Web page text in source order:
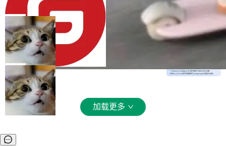
eb 消息列表消息导航支持 修复 soloncode web
文件详情初次显示时语法高亮失效的问题 修复 s
oloncode web 审查详情文件名中文乱码的问题
细节优化 详情查看：https://gitee.com/opensol
on/soloncode/releases/v2026.8.2
80%
OpenAI 宣布 GPT-5.6 Luna 价格下降 80%。输
入从每百万 token 1 美元砍到 0.2 美元，输出从
6 美元砍到 1.2 美元。GPT-5.6 Terra 降 20%。
旗舰 Sol 没降，但加了一个 Fast 模式——2.5
倍速度，2 倍价格，智商不变。 降价的理由不是
市场竞争，不是清库存，是 Sol 自己把自己优化
了。 这事分两步。第一步，OpenAI 把 GPT-5.6
Sol 部署上线。第二步，让 Sol 通过 Codex 自
己去优化自己的推理基础设施。Sol 学了 Triton
和 Gluon 两种 GPU 编程语言，重写了生产环境
局
DeepSeek-V4-Flash 官方 API 现已正
式上线公测
DeepSeek V4 Flash 正式版今天上线了。模型
结构和参数规模没变，还是 MoE 284B、激活 1
3B、100 万 token 上下文——只重新做了后训
练。但改完之后，Agent 能力直接把自家 4 月发
的 Pro Preview 给干了。 九项 Agent 基准测试
全部反超。Terminal Bench 2.1 从 61.8 涨到 8
ullStack 从 37.0 涨到 68.7。不说别的，一个 Fl
局
加载更多